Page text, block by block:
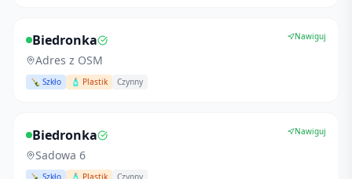
Biedronka
Adres z OSM
🍾 Szkło 🧴 Plastik Czynny
Nawiguj
Biedronka
Sadowa 6
🍾 Szkło 🧴 Plastik Czynny
Nawiguj